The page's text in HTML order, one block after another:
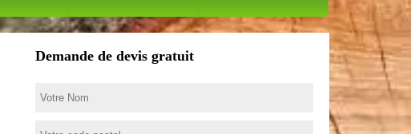
Demande de devis gratuit